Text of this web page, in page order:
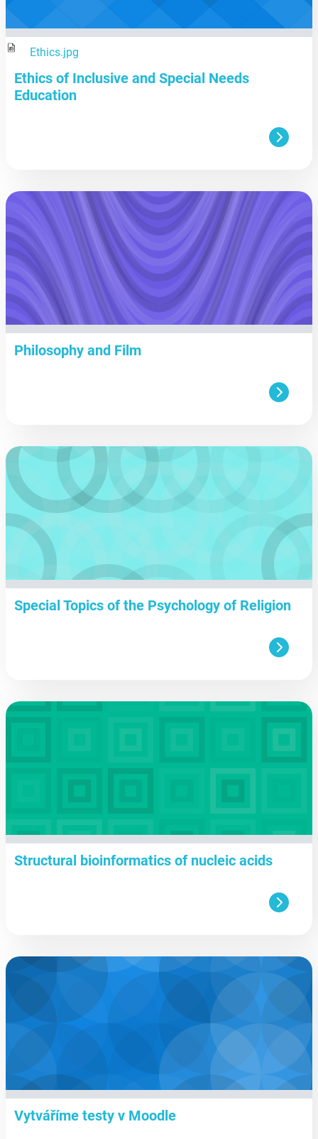
Ethics.jpg
Ethics of Inclusive and Special Needs
Education
aa
Philosophy and Film
aa
Special Topics of the Psychology of Religion
aa
Structural bioinformatics of nucleic acids
aa
Vytváříme testy v Moodle